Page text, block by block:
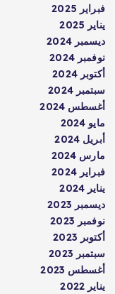
فبراير 2025
يناير 2025
ديسمبر 2024
نوفمبر 2024
أكتوبر 2024
سبتمبر 2024
أغسطس 2024
مايو 2024
أبريل 2024
مارس 2024
فبراير 2024
يناير 2024
ديسمبر 2023
نوفمبر 2023
أكتوبر 2023
سبتمبر 2023
أغسطس 2023
يناير 2022